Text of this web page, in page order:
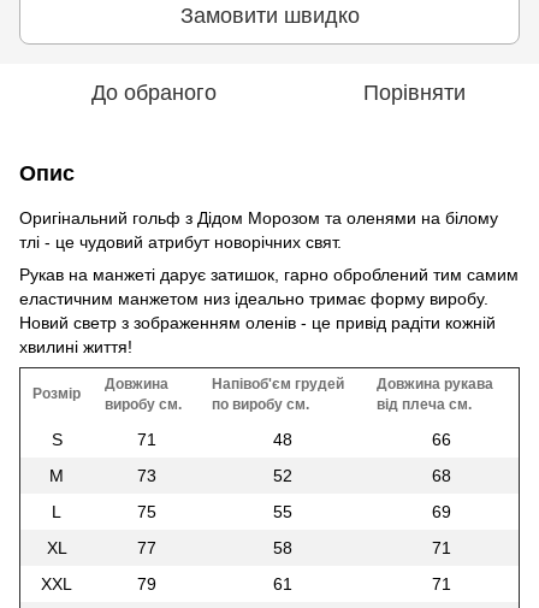
Замовити швидко
До обраного Порівняти
Опис
Оригінальний гольф з Дідом Морозом та оленями на білому
тлі - це чудовий атрибут новорічних свят.
Рукав на манжеті дарує затишок, гарно оброблений тим самим
еластичним манжетом низ ідеально тримає форму виробу.
Новий светр з зображенням оленів - це привід радіти кожній
хвилині життя!
Розмір
Довжина
виробу см.
Напівоб'єм грудей
по виробу см.
Довжина рукава
від плеча см.
S 71 48
66
M
73 52
68
L
75 55
69
XL
77 58
71
XXL
79 61
71